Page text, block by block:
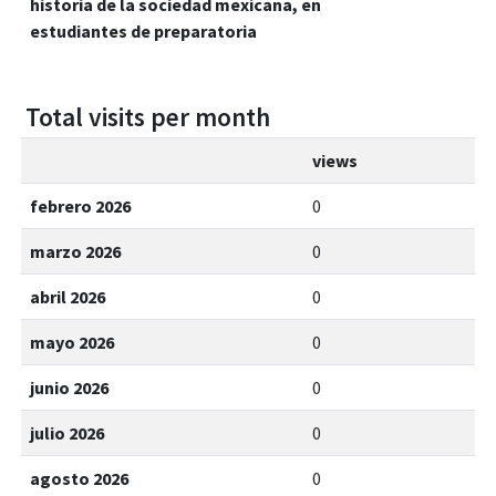
estudiantes de preparatoria
Total visits per month
views
febrero 2026 0
marzo 2026 0
abril 2026 0
mayo 2026 0
junio 2026 0
julio 2026 0
agosto 2026 0